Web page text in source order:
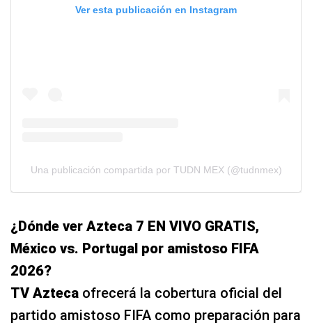
Ver esta publicación en Instagram
Una publicación compartida por TUDN MEX (@tudnmex)
¿Dónde ver Azteca 7 EN VIVO GRATIS,
México vs. Portugal por amistoso FIFA
2026?
TV Azteca ofrecerá la cobertura oficial del
partido amistoso FIFA como preparación para